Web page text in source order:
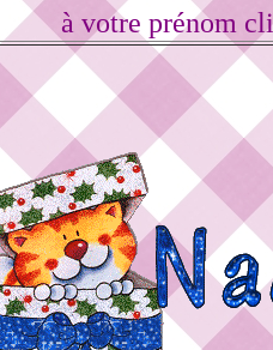
à votre prénom